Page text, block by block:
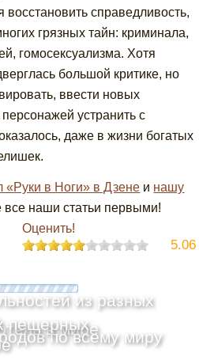
справедливость,
грязных тайн: криминала,
гомосексуализма. Хотя
большой критике, но
ввести новых
устранить с
даже в жизни богатых
«Руки в Ноги» в Дзене и нашу
все наши статьи первыми!
Оценить!
5.06
из разных
в мире
по всему миру
пещерных